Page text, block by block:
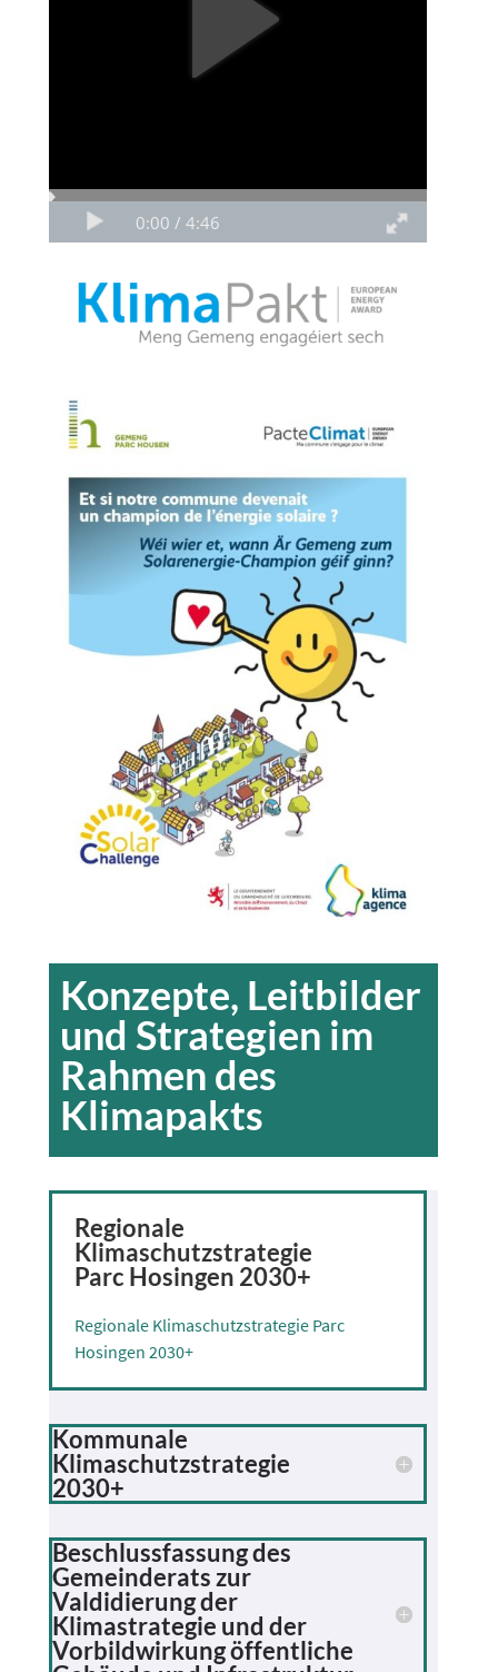
Konzepte, Leitbilder
und Strategien im
Rahmen des
Klimapakts
Regionale
Klimaschutzstrategie
Parc Hosingen 2030+
Regionale Klimaschutzstrategie Parc
Hosingen 2030+
Kommunale
Klimaschutzstrategie
2030+
Beschlussfassung des
Gemeinderats zur
Valdidierung der
Klimastrategie und der
Vorbildwirkung öffentliche